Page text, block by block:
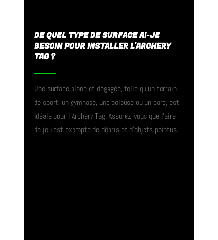
DE QUEL TYPE DE SURFACE AI-JE
BESOIN POUR INSTALLER L'ARCHERY
TAG ?
Une surface plane et dégagée, telle qu’un terrain
de sport, un gymnase, une pelouse ou un parc, est
idéale pour l’Archery Tag. Assurez-vous que l’aire
de jeu est exempte de débris et d’objets pointus.